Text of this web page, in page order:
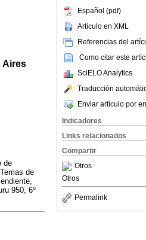
Español (pdf)
Artículo en XML
Referencias del
Como citar este
SciELO Analytics
Traducción
Enviar artículo por
Indicadores
Links relacionados
Compartir
Otros
Otros
Permalink
Aires
de
de
950, 6º